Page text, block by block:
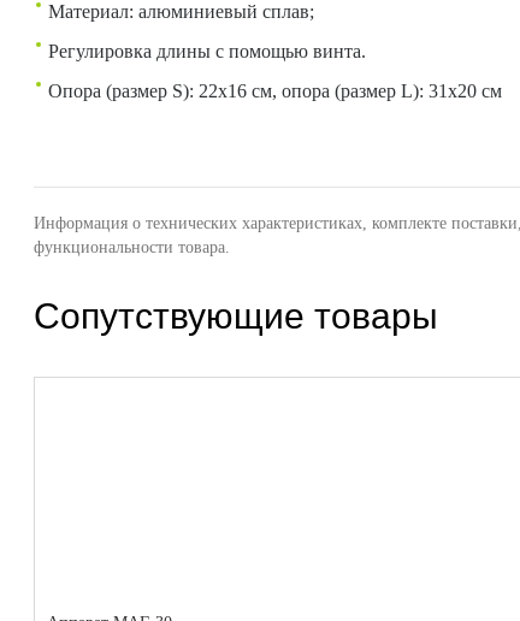
Материал: алюминиевый сплав;
Регулировка длины с помощью винта.
Опора (размер S): 22х16 см, опора (размер L): 31х20 см
Информация о технических характеристиках, комплекте
функциональности товара.
Сопутствующие товары